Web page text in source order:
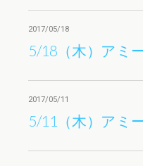
2017/05/18
5/18（木）アミ
2017/05/11
5/11（木）アミ